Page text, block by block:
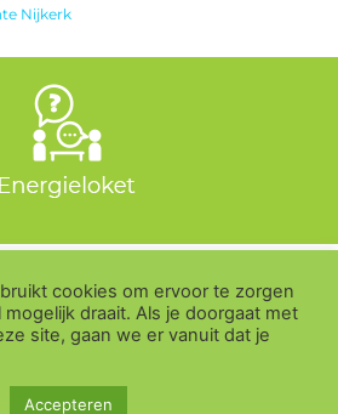
Nijkerk
De website wordt beheerd door de
cookies om ervoor te zorgen
draait. Als je doorgaat met
site, gaan we er vanuit dat je
Accepteren